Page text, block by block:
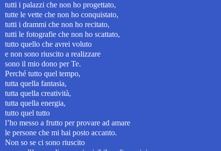
tutti i palazzi che non ho progettato,
tutte le vette che non ho conquistato,
tutti i drammi che non ho recitato,
tutti le fotografie che non ho scattato,
tutto quello che avrei voluto
e non sono riuscito a realizzare
sono il mio dono per Te.
Perché tutto quel tempo,
tutta quella fantasia,
tutta quella creatività,
tutta quella energia,
tutto quel tutto
l’ho messo a frutto per provare ad amare
le persone che mi hai posto accanto.
Non so se ci sono riuscito